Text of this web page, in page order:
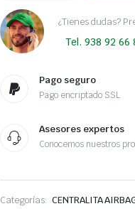
SERIE
3
BERLINA
(E36)
1.8
cantidad
¿Tienes dudas?
Tel. 938 92 66
Pago seguro
Pago encriptado SSL
Asesores expertos
Conocemos nuestros
Categorías: CENTRALITA